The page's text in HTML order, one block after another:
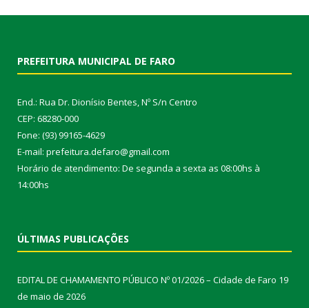
PREFEITURA MUNICIPAL DE FARO
End.: Rua Dr. Dionísio Bentes, Nº S/n Centro
CEP: 68280-000
Fone: (93) 99165-4629
E-mail: prefeitura.defaro@gmail.com
Horário de atendimento: De segunda a sexta as 08:00hs à
14:00hs
ÚLTIMAS PUBLICAÇÕES
EDITAL DE CHAMAMENTO PÚBLICO Nº 01/2026 – Cidade de Faro 19
de maio de 2026